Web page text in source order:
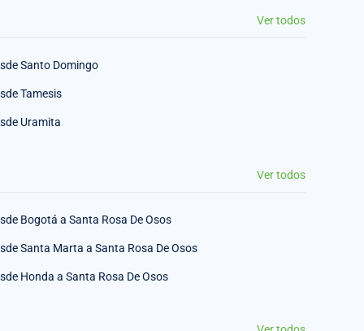
Ver todos
Santo Domingo
Tamesis
Uramita
Ver todos
Bogotá a Santa Rosa De Osos
Santa Marta a Santa Rosa De Osos
Honda a Santa Rosa De Osos